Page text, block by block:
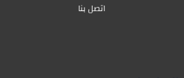
اتصل بنا